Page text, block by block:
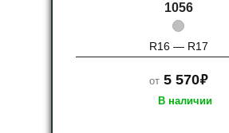
1056
R16 — R17
от 5 570руб.
В наличии